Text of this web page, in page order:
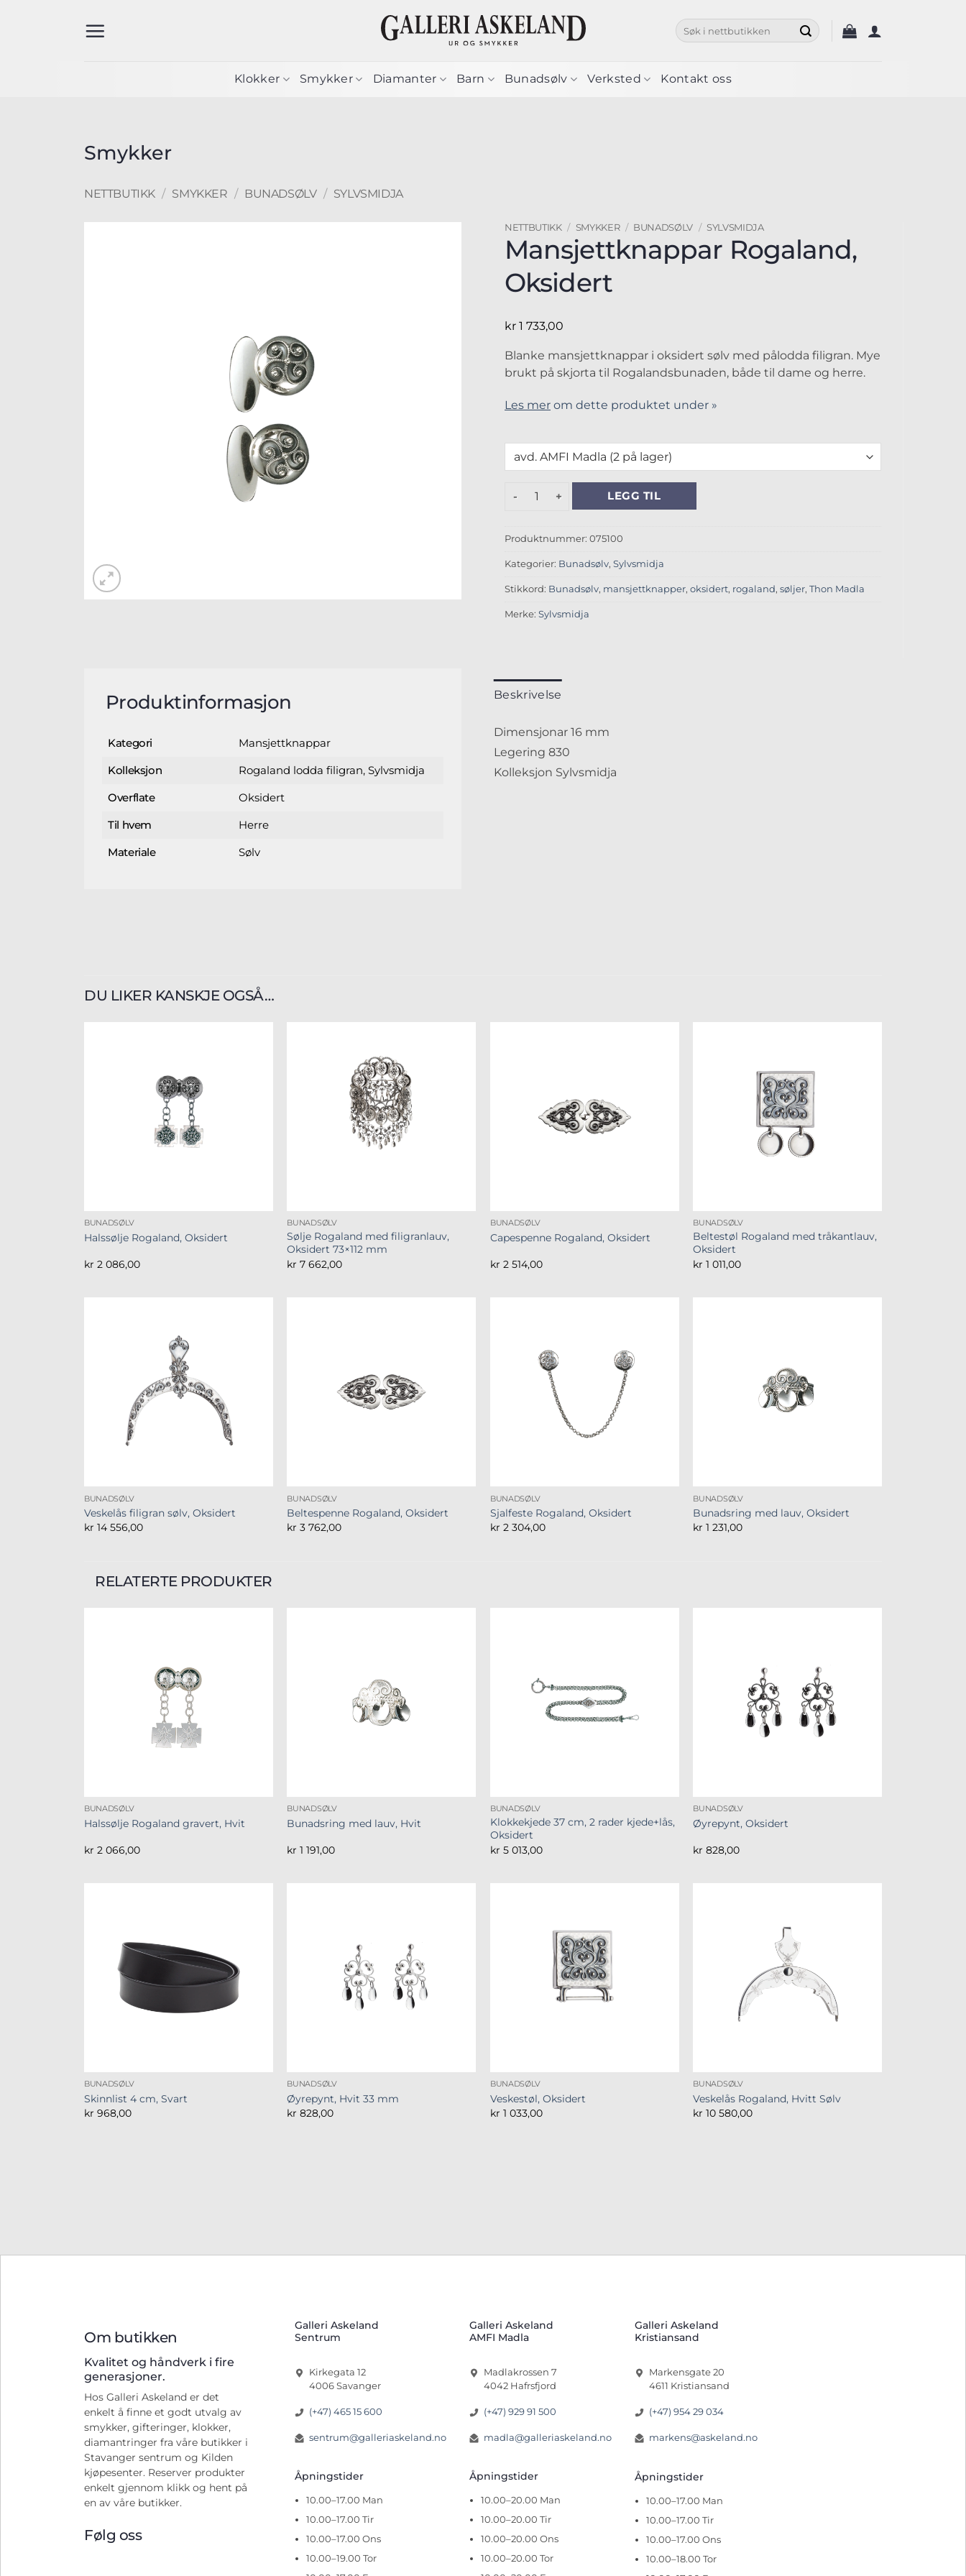
Søk
etter:
Klokker Smykker Diamanter Barn Bunadsølv Verksted Kontakt oss
Smykker
NETTBUTIKK / SMYKKER / BUNADSØLV / SYLVSMIDJA
NETTBUTIKK / SMYKKER / BUNADSØLV / SYLVSMIDJA
Mansjettknappar Rogaland,
Oksidert
kr 1 733,00
Blanke mansjettknappar i oksidert sølv med pålodda filigran. Mye
brukt på skjorta til Rogalandsbunaden, både til dame og herre.
Les mer om dette produktet under »
Mansjettknappar Rogaland, Oksidert antall
LEGG TIL
Produktnummer: 075100
Kategorier: Bunadsølv, Sylvsmidja
Stikkord: Bunadsølv, mansjettknapper, oksidert, rogaland, søljer, Thon Madla
Merke: Sylvsmidja
Produktinformasjon
Kategori Mansjettknappar
Kolleksjon Rogaland lodda filigran, Sylvsmidja
Overflate Oksidert
Til hvem Herre
Materiale Sølv
Beskrivelse
Dimensjonar 16 mm
Legering 830
Kolleksjon Sylvsmidja
DU LIKER KANSKJE OGSÅ…
BUNADSØLV
Halssølje Rogaland, Oksidert
kr 2 086,00
BUNADSØLV
Sølje Rogaland med filigranlauv,
Oksidert 73×112 mm
kr 7 662,00
BUNADSØLV
Capespenne Rogaland, Oksidert
kr 2 514,00
BUNADSØLV
Beltestøl Rogaland med tråkantlauv,
Oksidert
kr 1 011,00
BUNADSØLV
Veskelås filigran sølv, Oksidert
kr 14 556,00
BUNADSØLV
Beltespenne Rogaland, Oksidert
kr 3 762,00
BUNADSØLV
Sjalfeste Rogaland, Oksidert
kr 2 304,00
BUNADSØLV
Bunadsring med lauv, Oksidert
kr 1 231,00
RELATERTE PRODUKTER
BUNADSØLV
Halssølje Rogaland gravert, Hvit
kr 2 066,00
BUNADSØLV
Bunadsring med lauv, Hvit
kr 1 191,00
BUNADSØLV
Klokkekjede 37 cm, 2 rader kjede+lås,
Oksidert
kr 5 013,00
BUNADSØLV
Øyrepynt, Oksidert
kr 828,00
BUNADSØLV
Skinnlist 4 cm, Svart
kr 968,00
BUNADSØLV
Øyrepynt, Hvit 33 mm
kr 828,00
BUNADSØLV
Veskestøl, Oksidert
kr 1 033,00
BUNADSØLV
Veskelås Rogaland, Hvitt Sølv
kr 10 580,00
Om butikken
Kvalitet og håndverk i fire
generasjoner.
Hos Galleri Askeland er det
enkelt å finne et godt utvalg av
smykker, gifteringer, klokker,
diamantringer fra våre butikker i
Stavanger sentrum og Kilden
kjøpesenter. Reserver produkter
enkelt gjennom klikk og hent på
en av våre butikker.
Følg oss
Galleri Askeland
Sentrum
Kirkegata 12
4006 Savanger
(+47) 465 15 600
sentrum@galleriaskeland.no
Åpningstider
10.00–17.00 Man
10.00–17.00 Tir
10.00–17.00 Ons
10.00–19.00 Tor
Galleri Askeland
AMFI Madla
Madlakrossen 7
4042 Hafrsfjord
(+47) 929 91 500
madla@galleriaskeland.no
Åpningstider
10.00–20.00 Man
10.00–20.00 Tir
10.00–20.00 Ons
10.00–20.00 Tor
Galleri Askeland
Kristiansand
Markensgate 20
4611 Kristiansand
(+47) 954 29 034
markens@askeland.no
Åpningstider
10.00–17.00 Man
10.00–17.00 Tir
10.00–17.00 Ons
10.00–18.00 Tor